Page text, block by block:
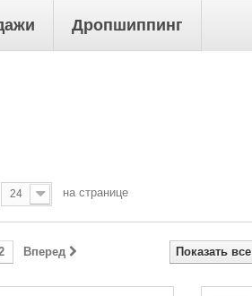
Дропшиппинг
24 на странице
Показать все
Вперед